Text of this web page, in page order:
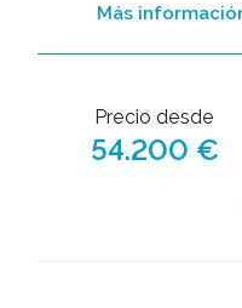
Más
Precio desde
54.200 €